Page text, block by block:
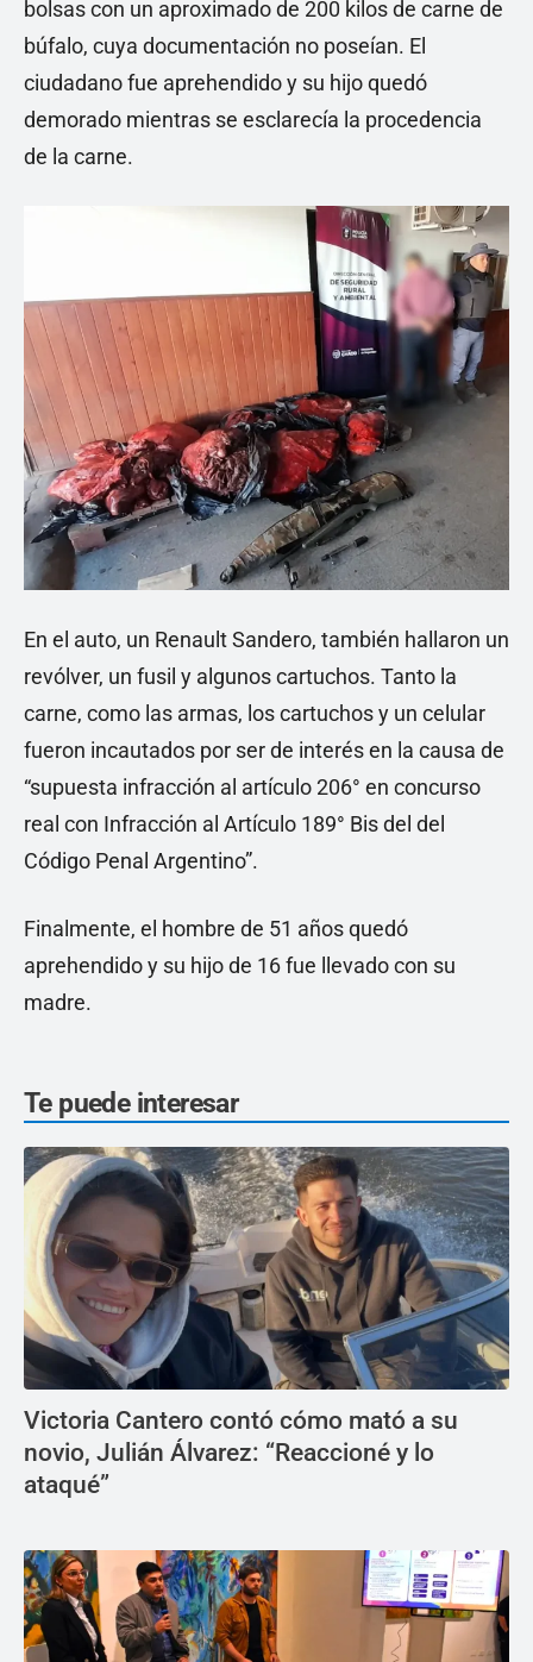
bolsas con un aproximado de 200 kilos de carne de
búfalo, cuya documentación no poseían. El
ciudadano fue aprehendido y su hijo quedó
demorado mientras se esclarecía la procedencia
de la carne.
En el auto, un Renault Sandero, también hallaron un
revólver, un fusil y algunos cartuchos. Tanto la
carne, como las armas, los cartuchos y un celular
fueron incautados por ser de interés en la causa de
“supuesta infracción al artículo 206° en concurso
real con Infracción al Artículo 189° Bis del del
Código Penal Argentino”.
Finalmente, el hombre de 51 años quedó
aprehendido y su hijo de 16 fue llevado con su
madre.
Te puede interesar
Victoria Cantero contó cómo mató a su
novio, Julián Álvarez: “Reaccioné y lo
ataqué”